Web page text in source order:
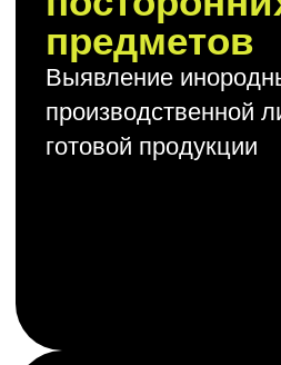
ДЕМО СТЕНД
На встречах может
присутствовать демо-стенд для